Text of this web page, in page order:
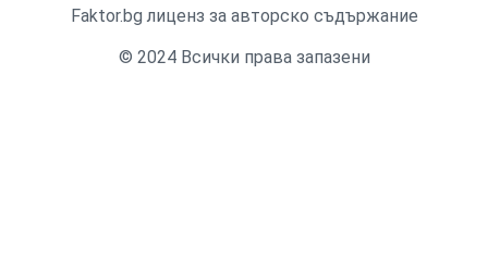
Faktor.bg лиценз за авторско съдържание
© 2024 Всички права запазени